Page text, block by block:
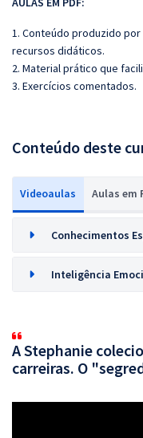
1. Conteúdo produzido
recursos didáticos.
2. Material prático que
3. Exercícios comentados.
Conteúdo deste
Videoaulas Aulas em
Conhecimentos
Inteligência
A Stephanie
carreiras. O